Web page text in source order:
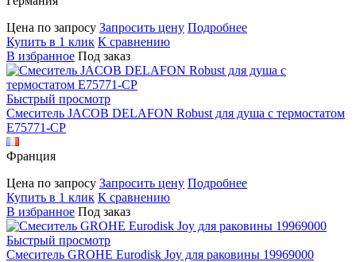
Цена по запросу Запросить цену Подробнее
Купить в 1 клик К сравнению
В избранное Под заказ
Быстрый просмотр
Смеситель JACOB DELAFON Robust для душа с термостатом
E75771-CP
Франция
Цена по запросу Запросить цену Подробнее
Купить в 1 клик К сравнению
В избранное Под заказ
Быстрый просмотр
Смеситель GROHE Eurodisk Joy для раковины 19969000